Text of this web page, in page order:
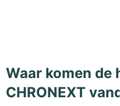
Waar komen de
CHRONEXT